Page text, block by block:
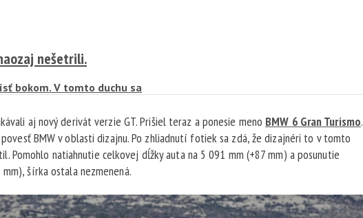
nešetrili.
bokom. V tomto duchu sa
aj ďalšie značky sa podarilo
aj nový derivát verzie GT. Prišiel teraz a ponesie meno BMW 6 Gran Turismo.
BMW v oblasti dizajnu. Po zhliadnutí fotiek sa zdá, že dizajnéri to v tomto
Pomohlo natiahnutie celkovej dĺžky auta na 5 091 mm (+87 mm) a posunutie
šírka ostala nezmenená.